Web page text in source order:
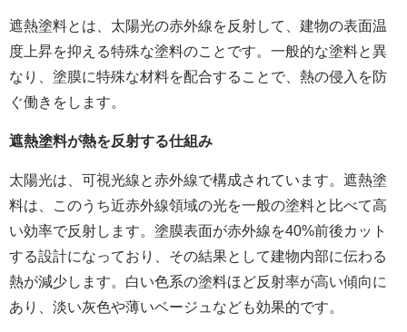
遮熱塗料とは、太陽光の赤外線を反射して、建物の表面温
度上昇を抑える特殊な塗料のことです。一般的な塗料と異
なり、塗膜に特殊な材料を配合することで、熱の侵入を防
ぐ働きをします。
遮熱塗料が熱を反射する仕組み
太陽光は、可視光線と赤外線で構成されています。遮熱塗
料は、このうち近赤外線領域の光を一般の塗料と比べて高
い効率で反射します。塗膜表面が赤外線を40%前後カット
する設計になっており、その結果として建物内部に伝わる
熱が減少します。白い色系の塗料ほど反射率が高い傾向に
あり、淡い灰色や薄いベージュなども効果的です。